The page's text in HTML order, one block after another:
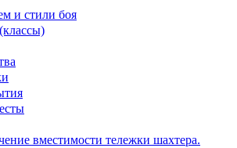
и стили боя
вместимости тележки шахтера.